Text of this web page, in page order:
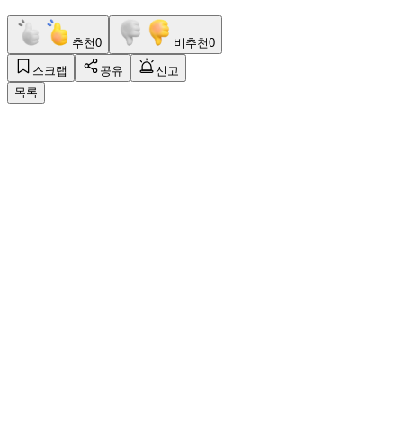
추천0 비추천0
스크랩 공유
신고
목록